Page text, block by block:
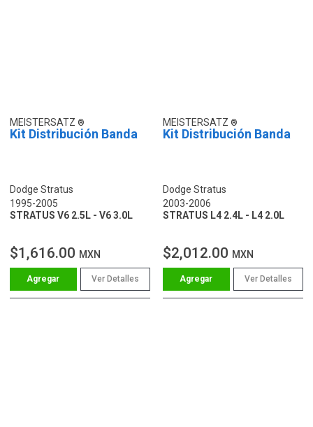
MEISTERSATZ
Kit Distribución Banda
Dodge Stratus
1995-2005
STRATUS V6 2.5L - V6 3.0L
$1,616.00 MXN
Ver Detalles
MEISTERSATZ
Kit Distribución Banda
Dodge Stratus
2003-2006
STRATUS L4 2.4L - L4 2.0L
$2,012.00 MXN
Ver Detalles